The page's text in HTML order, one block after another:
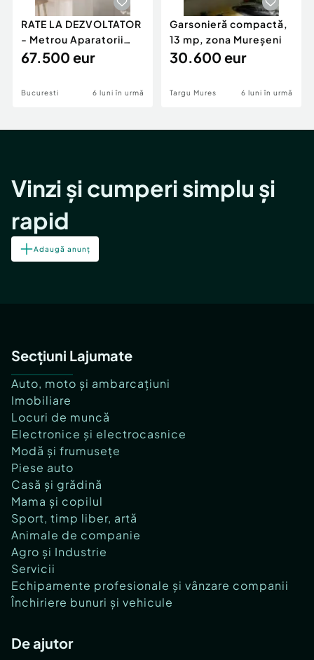
RATE LA DEZVOLTATOR
- Metrou Aparatorii
Patriei -
67.500 eur
Bucuresti 6 luni în urmă
Garsonieră compactă,
13 mp, zona Mureșeni
30.600 eur
Targu Mures 6 luni în urmă
Vinzi și cumperi simplu și
rapid
Adaugă anunț
Secțiuni Lajumate
Auto, moto și ambarcațiuni
Imobiliare
Locuri de muncă
Electronice și electrocasnice
Modă și frumusețe
Piese auto
Casă și grădină
Mama și copilul
Sport, timp liber, artă
Animale de companie
Agro și Industrie
Servicii
Echipamente profesionale și vânzare companii
Închiriere bunuri și vehicule
De ajutor